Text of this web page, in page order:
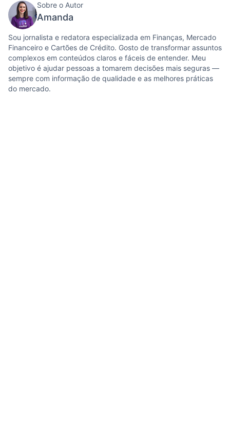
Sobre o Autor
Amanda
Sou jornalista e redatora especializada em Finanças, Mercado
Financeiro e Cartões de Crédito. Gosto de transformar assuntos
complexos em conteúdos claros e fáceis de entender. Meu
objetivo é ajudar pessoas a tomarem decisões mais seguras —
sempre com informação de qualidade e as melhores práticas
do mercado.